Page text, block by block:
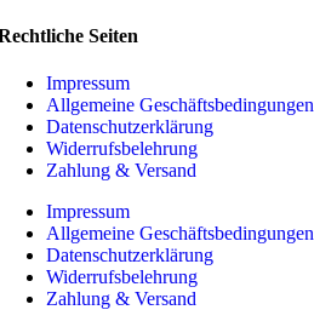
Seiten
Impressum
Allgemeine Geschäftsbedingungen
Datenschutzerklärung
Widerrufsbelehrung
Zahlung & Versand
Impressum
Allgemeine Geschäftsbedingungen
Datenschutzerklärung
Widerrufsbelehrung
Zahlung & Versand